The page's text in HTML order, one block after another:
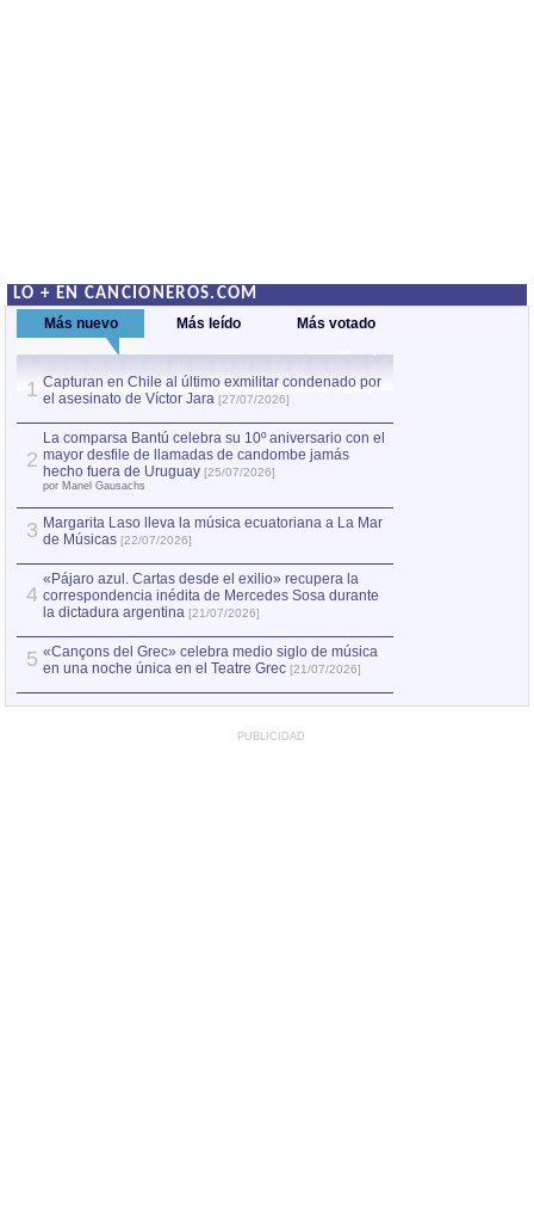
LO + EN CANCIONEROS.COM
Más nuevo Más leído Más votado
1 Capturan en Chile al último exmilitar condenado por
el asesinato de Víctor Jara [27/07/2026]
2
La comparsa Bantú celebra su 10º aniversario con el
mayor desfile de llamadas de candombe jamás
hecho fuera de Uruguay [25/07/2026]
por Manel Gausachs
3 Margarita Laso lleva la música ecuatoriana a La Mar
de Músicas [22/07/2026]
4
«Pájaro azul. Cartas desde el exilio» recupera la
correspondencia inédita de Mercedes Sosa durante
la dictadura argentina [21/07/2026]
5 «Cançons del Grec» celebra medio siglo de música
en una noche única en el Teatre Grec [21/07/2026]
PUBLICIDAD